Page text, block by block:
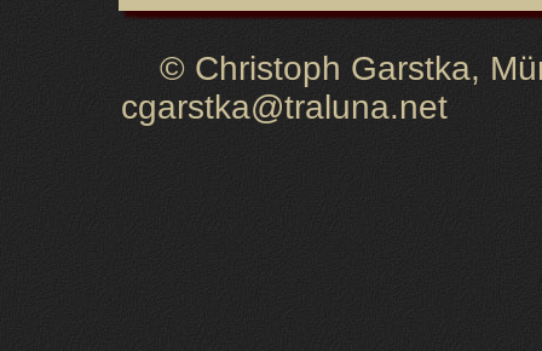
© Christoph Garstka,
cgarstka@traluna.net